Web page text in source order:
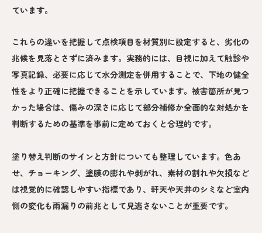
ています。
これらの違いを把握して点検項目を材質別に設定すると、劣化の
兆候を見落とさずに済みます。実務的には、目視に加えて触診や
写真記録、必要に応じて水分測定を併用することで、下地の健全
性をより正確に把握できることを示しています。被害箇所が見つ
かった場合は、傷みの深さに応じて部分補修か全面的な対処かを
判断するための基準を事前に定めておくと合理的です。
塗り替え判断のサインと方針についても整理しています。色あ
せ、チョーキング、塗膜の膨れや剥がれ、素材の割れや欠損など
は視覚的に確認しやすい指標であり、軒天や天井のシミなど室内
側の変化も雨漏りの前兆として見逃さないことが重要です。